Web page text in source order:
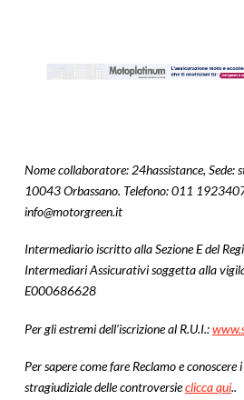
Nome collaboratore: 24hassistance, Sede:
10043 Orbassano. Telefono: 011
info@motorgreen.it
Intermediario iscritto alla Sezione E del
Intermediari Assicurativi soggetta alla
E000686628
Per gli estremi dell’iscrizione al R.U.I.:
Per sapere come fare Reclamo e conoscere
stragiudiziale delle controversieclicca qui..